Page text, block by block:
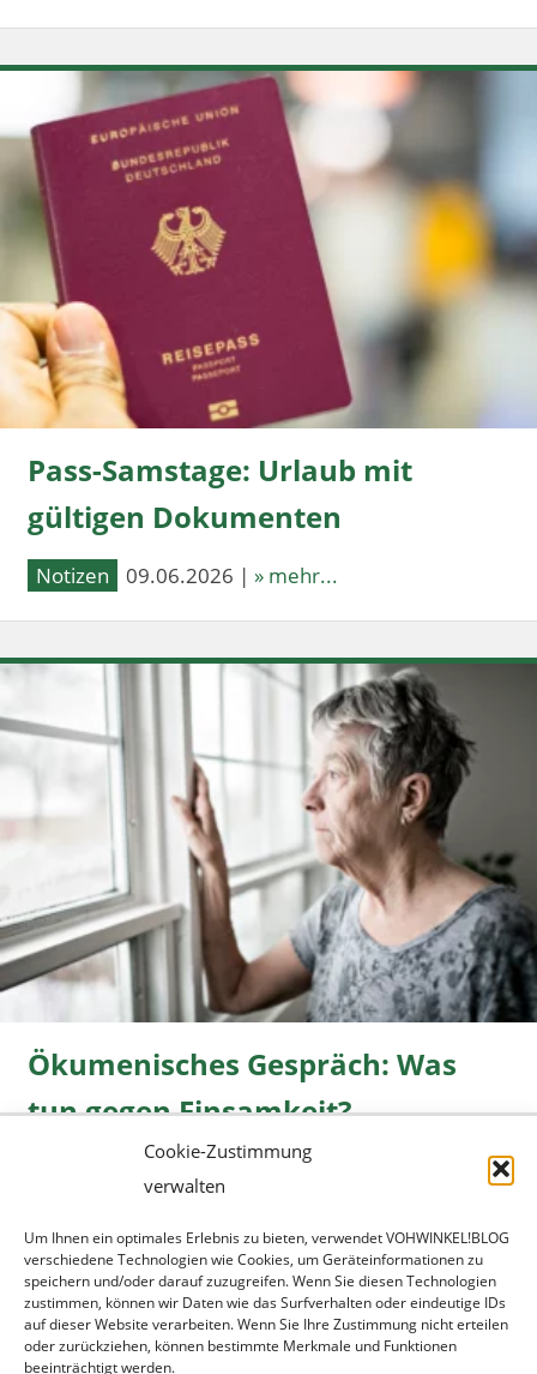
Cookie-Zustimmung
verwalten
Um Ihnen ein optimales Erlebnis zu bieten, verwendet VOHWINKEL!BLOG
verschiedene Technologien wie Cookies, um Geräteinformationen zu
speichern und/oder darauf zuzugreifen. Wenn Sie diesen Technologien
zustimmen, können wir Daten wie das Surfverhalten oder eindeutige IDs
auf dieser Website verarbeiten. Wenn Sie Ihre Zustimmung nicht erteilen
oder zurückziehen, können bestimmte Merkmale und Funktionen
beeinträchtigt werden.
Pass-Samstage: Urlaub mit
gültigen Dokumenten
Notizen 09.06.2026 | » mehr...
Ökumenisches Gespräch: Was
tun gegen Einsamkeit?
» mehr...